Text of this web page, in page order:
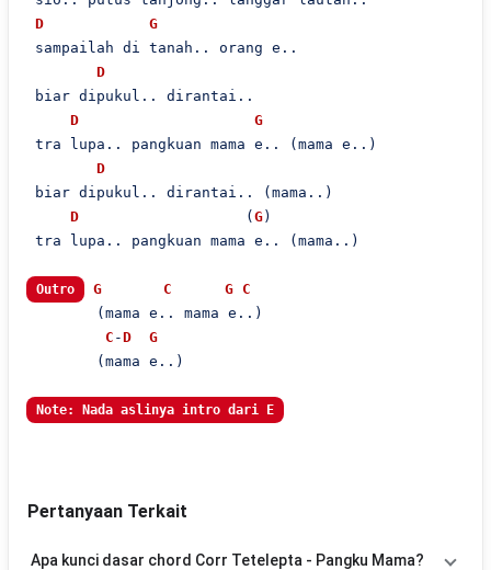
D
G
sampailah di tanah.. orang e..
D
biar dipukul.. dirantai..
D
G
tra lupa.. pangkuan mama e.. (mama e..)
D
biar dipukul.. dirantai.. (mama..)
D
                   (
G)
tra lupa.. pangkuan mama e.. (mama..)
Outro G C G
C
        (mama e.. mama e..)
C -D
G
        (mama e..)
Note: Nada aslinya intro dari E
Pertanyaan Terkait
Apa kunci dasar chord Corr Tetelepta - Pangku Mama?